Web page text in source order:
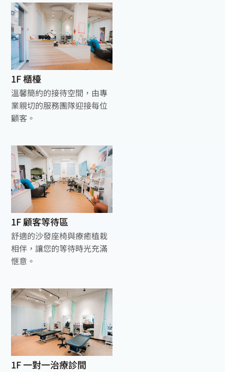
1F 櫃檯
溫馨簡約的接待空間，由專
業親切的服務團隊迎接每位
顧客。
1F 顧客等待區
舒適的沙發座椅與療癒植栽
相伴，讓您的等待時光充滿
愜意。
1F 一對一治療診間